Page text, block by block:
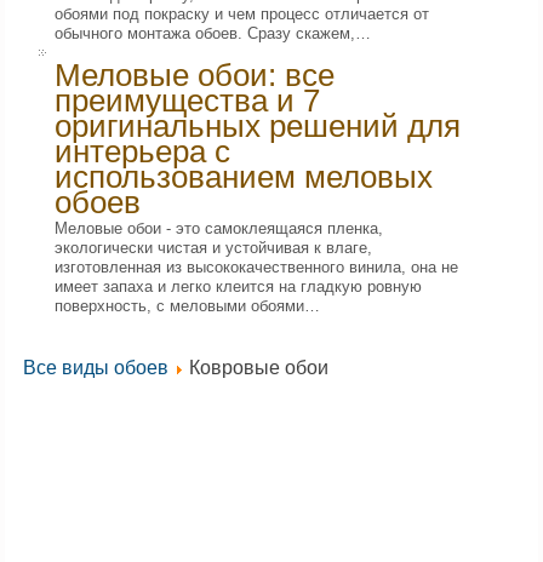
обоями под покраску и чем процесс отличается от
обычного монтажа обоев. Сразу скажем,…
Меловые обои: все
преимущества и 7
оригинальных решений для
интерьера с
использованием меловых
обоев
Меловые обои - это самоклеящаяся пленка,
экологически чистая и устойчивая к влаге,
изготовленная из высококачественного винила, она не
имеет запаха и легко клеится на гладкую ровную
поверхность, с меловыми обоями…
Все виды обоев Ковровые обои